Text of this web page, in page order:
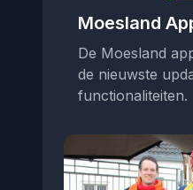
Moesland
De Moesland
de nieuwste
functionaliteiten.